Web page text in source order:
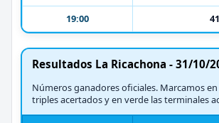
19:00
41
Resultados La Ricachona - 31/10/
Números ganadores oficiales. Marcamos
triples acertados y en verde las terminales